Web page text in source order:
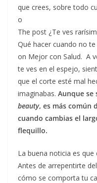
que crees, sobre todo
o
The post ¿Te ves
Qué hacer cuando no
on Mejor con Salud. A
te ves en el espejo,
que el corte esté mal
imaginabas. Aunque se
beauty, es más común
cuando cambias el
flequillo.
La buena noticia es
Antes de arrepentirte
cómo se comporta tu